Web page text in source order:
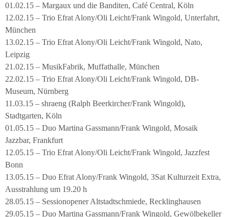
01.02.15 – Margaux und die Banditen, Café Central, Köln
12.02.15 – Trio Efrat Alony/Oli Leicht/Frank Wingold, Unterfahrt,
München
13.02.15 – Trio Efrat Alony/Oli Leicht/Frank Wingold, Nato,
Leipzig
21.02.15 – MusikFabrik, Muffathalle, München
22.02.15 – Trio Efrat Alony/Oli Leicht/Frank Wingold, DB-
Museum, Nürnberg
11.03.15 – shraeng (Ralph Beerkircher/Frank Wingold),
Stadtgarten, Köln
01.05.15 – Duo Martina Gassmann/Frank Wingold, Mosaik
Jazzbar, Frankfurt
12.05.15 – Trio Efrat Alony/Oli Leicht/Frank Wingold, Jazzfest
Bonn
13.05.15 – Duo Efrat Alony/Frank Wingold, 3Sat Kulturzeit Extra,
Ausstrahlung um 19.20 h
28.05.15 – Sessionopener Altstadtschmiede, Recklinghausen
29.05.15 – Duo Martina Gassmann/Frank Wingold, Gewölbekeller